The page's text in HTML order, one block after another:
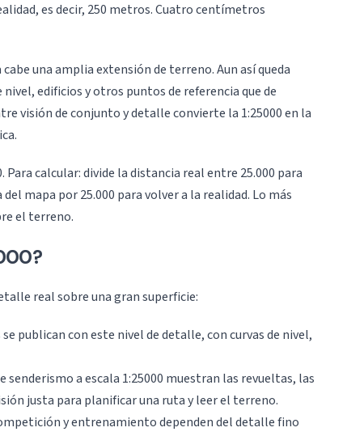
es decir, 250 metros. Cuatro centímetros
una amplia extensión de terreno. Aun así queda
edificios y otros puntos de referencia que de
visión de conjunto y detalle convierte la 1:25000 en la
Para calcular: divide la distancia real entre 25.000 para
mapa por 25.000 para volver a la realidad. Lo más
el terreno.
real sobre una gran superficie:
publican con este nivel de detalle, con curvas de nivel,
senderismo a escala 1:25000 muestran las revueltas, las
justa para planificar una ruta y leer el terreno.
y entrenamiento dependen del detalle fino